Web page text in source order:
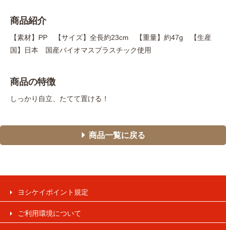
商品紹介
【素材】PP 【サイズ】全長約23cm 【重量】約47g 【生産
国】日本 国産バイオマスプラスチック使用
商品の特徴
しっかり自立、たてて置ける！
商品一覧に戻る
ヨシケイポイント規定
ご利用環境について